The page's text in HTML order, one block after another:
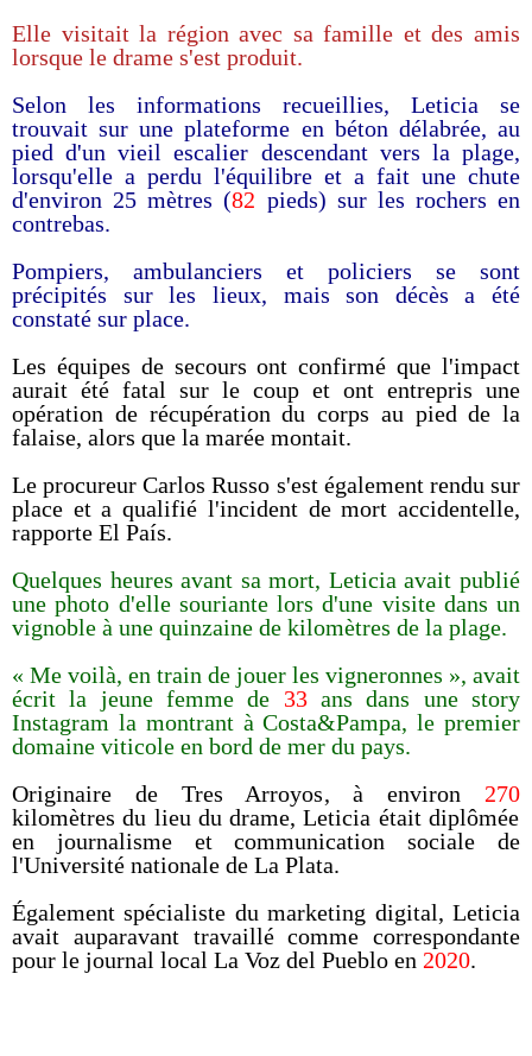
Elle visitait la région avec sa famille et des amis
lorsque le drame s'est produit.
Selon les informations recueillies, Leticia se
trouvait sur une plateforme en béton délabrée, au
pied d'un vieil escalier descendant vers la plage,
lorsqu'elle a perdu l'équilibre et a fait une chute
d'environ 25 mètres (82 pieds) sur les rochers en
contrebas.
Pompiers, ambulanciers et policiers se sont
précipités sur les lieux, mais son décès a été
constaté sur place.
Les équipes de secours ont confirmé que l'impact
aurait été fatal sur le coup et ont entrepris une
opération de récupération du corps au pied de la
falaise, alors que la marée montait.
Le procureur Carlos Russo s'est également rendu sur
place et a qualifié l'incident de mort accidentelle,
rapporte El País.
Quelques heures avant sa mort, Leticia avait publié
une photo d'elle souriante lors d'une visite dans un
vignoble à une quinzaine de kilomètres de la plage.
« Me voilà, en train de jouer les vigneronnes », avait
écrit la jeune femme de 33ans dans une story
Instagram la montrant à Costa&Pampa, le premier
domaine viticole en bord de mer du pays.
Originaire de Tres Arroyos, à environ 270
kilomètres du lieu du drame, Leticia était diplômée
en journalisme et communication sociale de
l'Université nationale de La Plata.
Également spécialiste du marketing digital, Leticia
avait auparavant travaillé comme correspondante
pour le journal local La Voz del Pueblo en 2020.